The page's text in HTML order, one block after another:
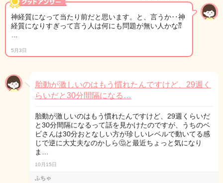
神経質になって当たり前だと思います。と、言うか‥神
経質になりすぎって言う人は何にも問題が無い人かな⁇
5月3日
胎動が激しいのはもう慣れたんですけど、29週く
らいだと30分間隔になる…
胎動が激しいのはもう慣れたんですけど、29週くらいだ
と30分間隔になるって話を見かけたのですが、うちのベ
ビさんは30分おとなしい方が珍しいレベルで動いてる感
じで逆に大丈夫なのかしら🤔と最近ちょっと気になり
ま…
10月15日
ふちゃ